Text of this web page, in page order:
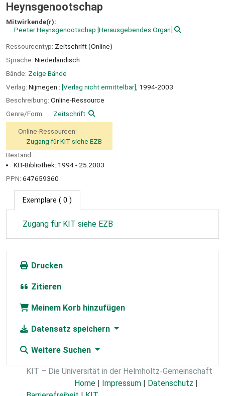
Heynsgenootschap
Mitwirkende(r):
Peeter Heynsgenootschap [Herausgebendes Organ]
Ressourcentyp: Zeitschrift (Online)
Sprache: Niederländisch
Bände: Zeige Bände
Verlag: Nijmegen : [Verlag nicht ermittelbar], 1994-2003
Beschreibung: Online-Ressource
Genre/Form:
Zeitschrift
Online-Ressourcen:
Zugang für KIT siehe EZB
Bestand:
KIT-Bibliothek: 1994 - 25.2003
PPN: 647659360
Exemplare ( 0 )
Zugang für KIT siehe EZB
Drucken
Zitieren
Meinem Korb hinzufügen
Datensatz speichern
Weitere Suchen
KIT – Die Universität in der Helmholtz-Gemeinschaft
Home
Impressum Datenschutz